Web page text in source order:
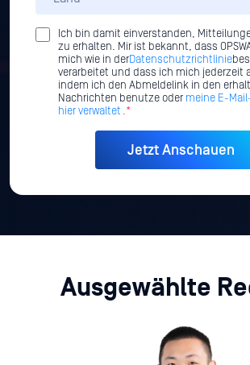
Ich bin damit einverstanden,
zu erhalten. Mir ist bekannt, dass
mich wie in derDatenschutzrichtlinie
verarbeitet und dass ich mich jederzeit
indem ich den Abmeldelink in den
Nachrichten benutze oder meine E-
hier verwaltet .*
Ausgewählte